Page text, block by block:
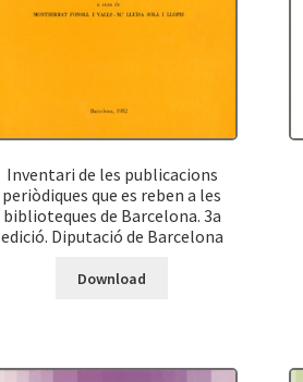
Inventari de les publicacions
periòdiques que es reben a les
biblioteques de Barcelona. 3a
edició. Diputació de Barcelona
Download